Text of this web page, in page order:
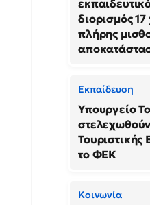
διορισμός
πλήρης
Εκπαίδευση
Υπουργείο
Τουριστικής
το ΦΕΚ
Κοινωνία